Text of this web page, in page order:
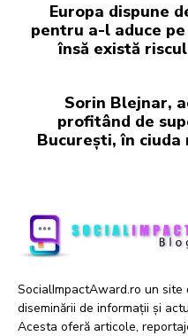
Europa dispune
pentru a-l aduce
însă există
Sorin Blejnar,
profitând de
București, în ciuda
SocialImpactAward.ro un
diseminării de informații și
Acesta oferă articole,